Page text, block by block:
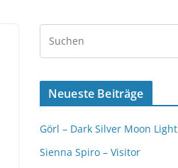
Neueste Beiträge
Görl – Dark Silver Moon Light
Sienna Spiro – Visitor